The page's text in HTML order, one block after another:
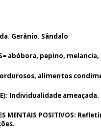
Gerânio. Sândalo
abóbora, pepino,
alimentos
Individualidade
MENTAIS POSITIVOS: